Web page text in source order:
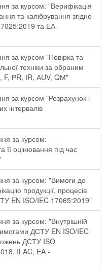
за курсом: "Верифікація
та калібрування згідно
та ЕА-
за курсом "Повірка та
техніки за обраним
РR, ІR, АUV, QМ"
за курсом "Розрахунок і
інтервалів
за курсом:
її оцінювання під час
за курсом: "Вимоги до
продукції, процесів
EN ISO/IEC 17065:2019"
за курсом: "Внутрішній
ДСТУ EN ISO/IEC
ДСТУ ISO
ILAC, EA -